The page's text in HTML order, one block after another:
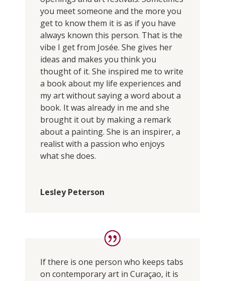
you meet someone and the more you
get to know them it is as if you have
always known this person. That is the
vibe I get from Josée. She gives her
ideas and makes you think you
thought of it. She inspired me to write
a book about my life experiences and
my art without saying a word about a
book. It was already in me and she
brought it out by making a remark
about a painting. She is an inspirer, a
realist with a passion who enjoys
what she does.
Lesley Peterson
If there is one person who keeps tabs
on contemporary art in Curaçao, it is